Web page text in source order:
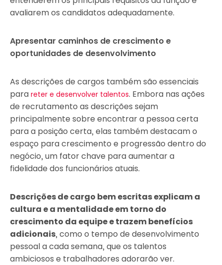
avaliarem os candidatos adequadamente.
Apresentar caminhos de crescimento e
oportunidades de desenvolvimento
As descrições de cargos também são essenciais
para reter e desenvolver talentos. Embora nas ações
de recrutamento as descrições sejam
principalmente sobre encontrar a pessoa certa
para a posição certa, elas também destacam o
espaço para crescimento e progressão dentro do
negócio, um fator chave para aumentar a
fidelidade dos funcionários atuais.
Descrições de cargo bem escritas explicam a
cultura e a mentalidade em torno do
crescimento da equipe e trazem benefícios
adicionais, como o tempo de desenvolvimento
pessoal a cada semana, que os talentos
ambiciosos e trabalhadores adorarão ver.